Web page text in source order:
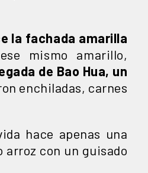
la fachada amarilla
mismo amarillo,
de Bao Hua, un
enchiladas, carnes
hace apenas una
arroz con un guisado